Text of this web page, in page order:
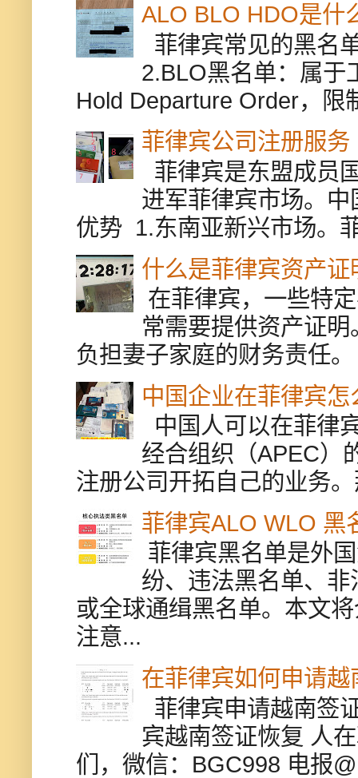
ALO BLO HDO是什
菲律宾常见的黑名
2.BLO黑名单：属于
Hold Departure Order，限
菲律宾公司注册服务
菲律宾是东盟成员
进军菲律宾市场。
优势 1.东南亚新兴市场。
什么是菲律宾资产证
在菲律宾，一些特
常需要提供资产证
负担妻子家庭的财务责任
中国企业在菲律宾怎
中国人可以在菲律
经合组织（APEC）
注册公司开拓自己的业务
菲律宾ALO WLO 黑
菲律宾黑名单是外
纷、违法黑名单、
或全球通缉黑名单。本文
注意...
在菲律宾如何申请越
菲律宾申请越南签
宾越南签证恢复 人
们，微信：BGC998 电报